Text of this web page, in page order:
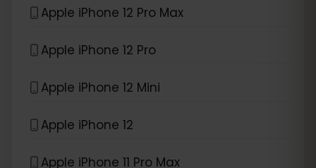
Apple iPhone 12 Pro Max
Apple iPhone 12 Pro
Apple iPhone 12 Mini
Apple iPhone 12
Apple iPhone 11 Pro Max